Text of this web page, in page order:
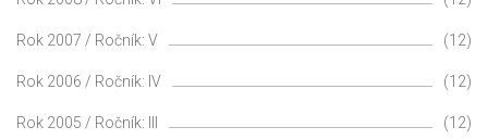
Rok 2007 / Ročník: V (12)
Rok 2006 / Ročník: IV (12)
Rok 2005 / Ročník: III (12)